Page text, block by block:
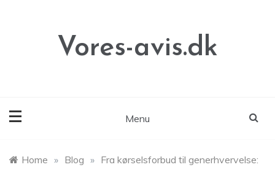
Vores-avis.dk
Menu
Home » Blog » Fra kørselsforbud til generhvervelse: